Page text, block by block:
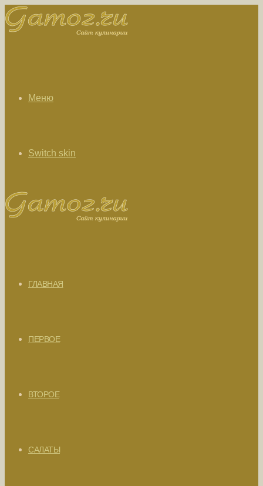
Меню
Switch skin
ГЛАВНАЯ
ПЕРВОЕ
ВТОРОЕ
САЛАТЫ